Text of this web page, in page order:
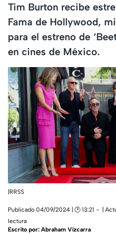
Tim Burton recibe
Fama de Hollywood,
para el estreno de
en cines de México.
|RRSS
Publicado 04/09/2024 | 🕑 13:21 |
lectura
Escrito por: Abraham Vizcarra